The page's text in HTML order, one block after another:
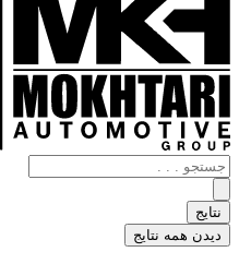
جستجو
.
.
.
نتایج
دیدن همه نتایج